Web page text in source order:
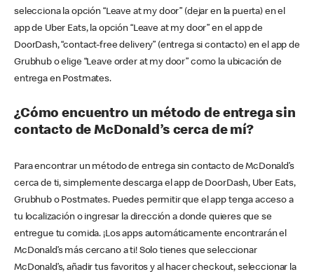
selecciona la opción “Leave at my door” (dejar en la puerta) en el
app de Uber Eats, la opción “Leave at my door” en el app de
DoorDash, “contact-free delivery” (entrega si contacto) en el app de
Grubhub o elige “Leave order at my door” como la ubicación de
entrega en Postmates.
¿Cómo encuentro un método de entrega sin
contacto de McDonald’s cerca de mí?
Para encontrar un método de entrega sin contacto de McDonald’s
cerca de ti, simplemente descarga el app de DoorDash, Uber Eats,
Grubhub o Postmates. Puedes permitir que el app tenga acceso a
tu localización o ingresar la dirección a donde quieres que se
entregue tu comida. ¡Los apps automáticamente encontrarán el
McDonald’s más cercano a ti! Solo tienes que seleccionar
McDonald’s, añadir tus favoritos y al hacer checkout, seleccionar la